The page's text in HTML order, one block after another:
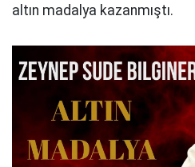
altın madalya kazanmıştı.